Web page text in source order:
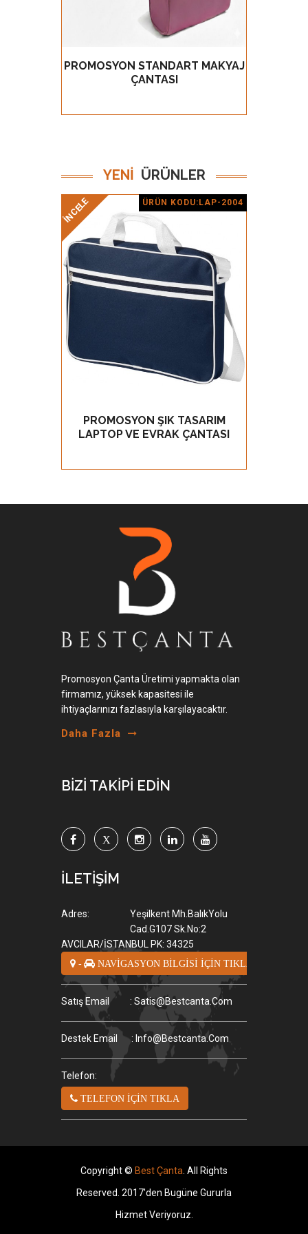
GÖZ AT
PROMOSYON STANDART MAKYAJ
ÇANTASI
YENİ ÜRÜNLER
İNCELE ÜRÜN KODU:LAP-2004
GÖZ AT
Ürün Detay
PROMOSYON ŞIK TASARIM
LAPTOP VE EVRAK ÇANTASI
Promosyon Çanta Üretimi yapmakta olan
firmamız, yüksek kapasitesi ile
ihtiyaçlarınızı fazlasıyla karşılayacaktır.
Daha Fazla
BİZİ TAKİPİ EDİN
İLETİŞİM
Adres:
Yeşilkent Mh.BalıkYolu
Cad.G107 Sk.No:2
AVCILAR/İSTANBUL PK: 34325
- NAVİGASYON BİLGİSİ İÇİN TIKLA
Satış Email : Satis@bestcanta.com
Destek Email : Info@bestcanta.com
Telefon:
TELEFON İÇİN TIKLA
Copyright © Best Çanta . All Rights
Reserved. 2017'den Bugüne Gururla
Hizmet Veriyoruz.